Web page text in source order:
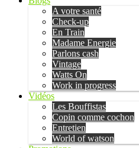
A votre santé
Check-up
En Train
Madame Energie
Parlons cash
Vintage
Watts On
Work in progress
Vidéos
Les Bouffistas
Copin comme cochon
Entretien
World of watson